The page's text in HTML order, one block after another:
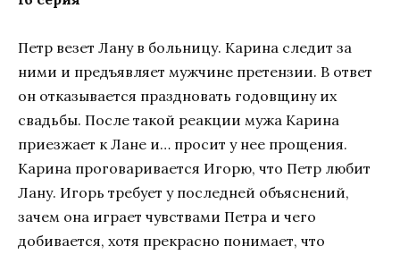
Петр везет Лану в больницу. Карина следит за
ними и предъявляет мужчине претензии. В ответ
он отказывается праздновать годовщину их
свадьбы. После такой реакции мужа Карина
приезжает к Лане и… просит у нее прощения.
Карина проговаривается Игорю, что Петр любит
Лану. Игорь требует у последней объяснений,
зачем она играет чувствами Петра и чего
добивается, хотя прекрасно понимает, что